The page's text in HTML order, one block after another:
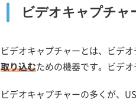
ビデオキャプチャ
ビデオキャプチャーとは、ビデ
取り込むための機器です。ビデ
ビデオキャプチャーの多くが、